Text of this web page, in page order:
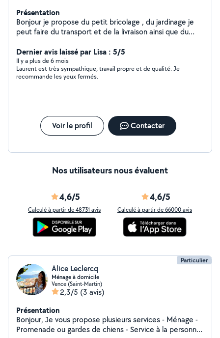
Présentation
Bonjour je propose du petit bricolage , du jardinage je
peut faire du transport et de la livraison ainsi que du
jours de la semaine ainsi que le week-end end . Ponctuel
, serviable et rapide
Dernier avis laissé par Lisa : 5/5
Il y a plus de 6 mois
Laurent est très sympathique, travail propre et de qualité. Je
recommande les yeux fermés.
Voir le profil Contacter
Nos utilisateurs nous évaluent
4,6/5
Calculé à partir de 48731 avis
4,6/5
Calculé à partir de 66000 avis
Particulier
Alice Leclercq
Ménage à domicile
Vence (Saint-Martin)
2,3/5 (3 avis)
Présentation
Bonjour, Je vous propose plusieurs services - Ménage -
Promenade ou gardes de chiens - Service à la personne